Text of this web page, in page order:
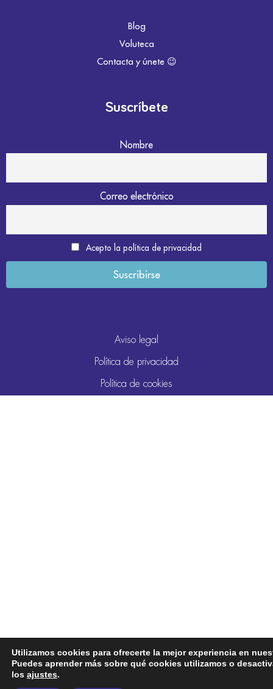
Blog
Voluteca
Contacta y únete 😉
Suscríbete
Nombre
Correo electrónico
Acepto la política de privacidad
Aviso legal
Política de privacidad
Política de cookies
Utilizamos cookies para ofrecerte la mejor experiencia en
Puedes aprender más sobre qué cookies utilizamos o
los ajustes.